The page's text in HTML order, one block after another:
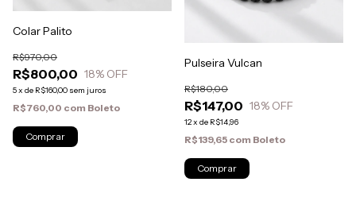
Colar Palito
R$800,00
R$970,00
18% OFF
5x de R$160,00 sem juros
R$760,00 com Boleto
Comprar
Pulseira Vulcan
R$147,00
R$180,00
18% OFF
12x de R$14,96
R$139,65 com Boleto